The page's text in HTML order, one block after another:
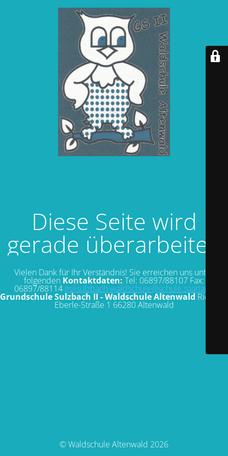
Diese Seite wird
gerade überarbeitet.
Vielen Dank für Ihr Verständnis! Sie erreichen uns unter
folgenden Kontaktdaten: Tel: 06897/88107 Fax:
06897/88114 gsiisulzbach-waldschule@schule.saarland
Grundschule Sulzbach II - Waldschule Altenwald Richard-
Eberle-Straße 1 66280 Altenwald
© Waldschule Altenwald 2026